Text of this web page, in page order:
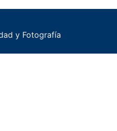
y Fotografía